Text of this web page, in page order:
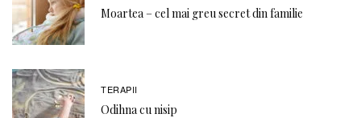
Moartea – cel mai greu secret din familie
TERAPII
Odihna cu nisip